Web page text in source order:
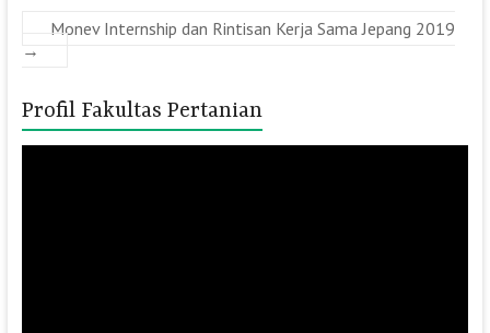
Monev Internship dan Rintisan Kerja Sama Jepang 2019
→
Profil Fakultas Pertanian